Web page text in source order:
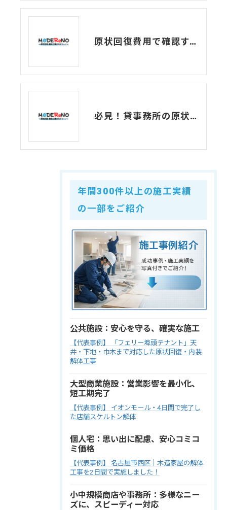
原状回復費用で確認すべき注意点とトラブル事例
必見！貸事務所の原状回復について解説します！
年間300件以上の施工実績
の一部をご紹介
公共施設：安心を守る、確実な施工
【代表事例】 「フェリー埠頭テナント」天
井・下地・巾木まで対応した原状回復・内装
解体工事
大型商業施設：営業影響を最小化、
短工期完了
【代表事例】 イオンモール・4日間で完了し
た店舗スケルトン解体
個人宅：思い出に配慮、安心コミコ
ミ価格
【代表事例】 名古屋市西区｜木造家屋の解体
工事を2日間で実施しました！
小中規模商店や事務所：多様なニー
ズに、スピーディー対応